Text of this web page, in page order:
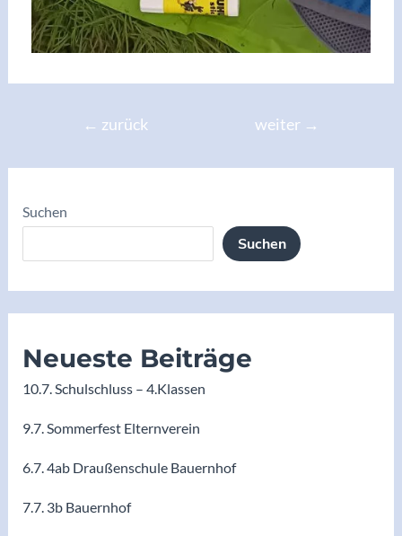
← zurück weiter →
Suchen
Suchen
Neueste Beiträge
10.7. Schulschluss – 4.Klassen
9.7. Sommerfest Elternverein
6.7. 4ab Draußenschule Bauernhof
7.7. 3b Bauernhof